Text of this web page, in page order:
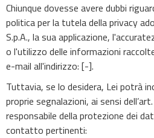
Chiunque dovesse avere dubbi
politica per la tutela della privacy
S.p.A., la sua applicazione,
o l'utilizzo delle informazioni
e-mail all'indirizzo: [-].
Tuttavia, se lo desidera, Lei potrà
proprie segnalazioni, ai sensi
responsabile della protezione dei
contatto pertinenti: